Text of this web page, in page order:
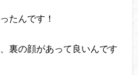
たんです！
裏の顔があって良いんです